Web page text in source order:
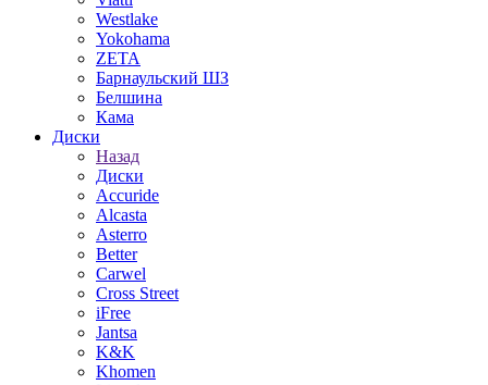
Westlake
Yokohama
ZETA
Барнаульский ШЗ
Белшина
Кама
Диски
Назад
Диски
Accuride
Alcasta
Asterro
Better
Carwel
Cross Street
iFree
Jantsa
K&K
Khomen